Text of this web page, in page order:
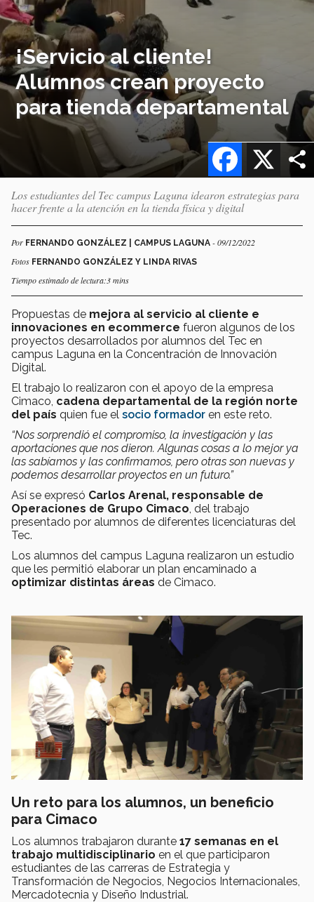
¡Servicio al cliente!
Alumnos crean proyecto
para tienda departamental
X
Facebook
Los estudiantes del Tec campus Laguna idearon estrategias para
hacer frente a la atención en la tienda física y digital
Por FERNANDO GONZÁLEZ | CAMPUS LAGUNA - 09/12/2022
Fotos FERNANDO GONZÁLEZ Y LINDA RIVAS
Tiempo estimado de lectura:3 mins
Propuestas de mejora al servicio al cliente e
innovaciones en ecommerce fueron algunos de los
proyectos desarrollados por alumnos del Tec en
campus Laguna en la Concentración de Innovación
Digital.
El trabajo lo realizaron con el apoyo de la empresa
Cimaco, cadena departamental de la región norte
del país quien fue el socio formador en este reto.
“Nos sorprendió el compromiso, la investigación y las
aportaciones que nos dieron. Algunas cosas a lo mejor ya
las sabíamos y las confirmamos, pero otras son nuevas y
podemos desarrollar proyectos en un futuro.”
Así se expresó Carlos Arenal, responsable de
Operaciones de Grupo Cimaco , del trabajo
presentado por alumnos de diferentes licenciaturas del
Tec.
Los alumnos del campus Laguna realizaron un estudio
que les permitió elaborar un plan encaminado a
optimizar distintas áreas de Cimaco.
Un reto para los alumnos, un beneficio
para Cimaco
Los alumnos trabajaron durante 17 semanas en el
trabajo multidisciplinario en el que participaron
estudiantes de las carreras de Estrategia y
Transformación de Negocios, Negocios Internacionales,
Mercadotecnia y Diseño Industrial.